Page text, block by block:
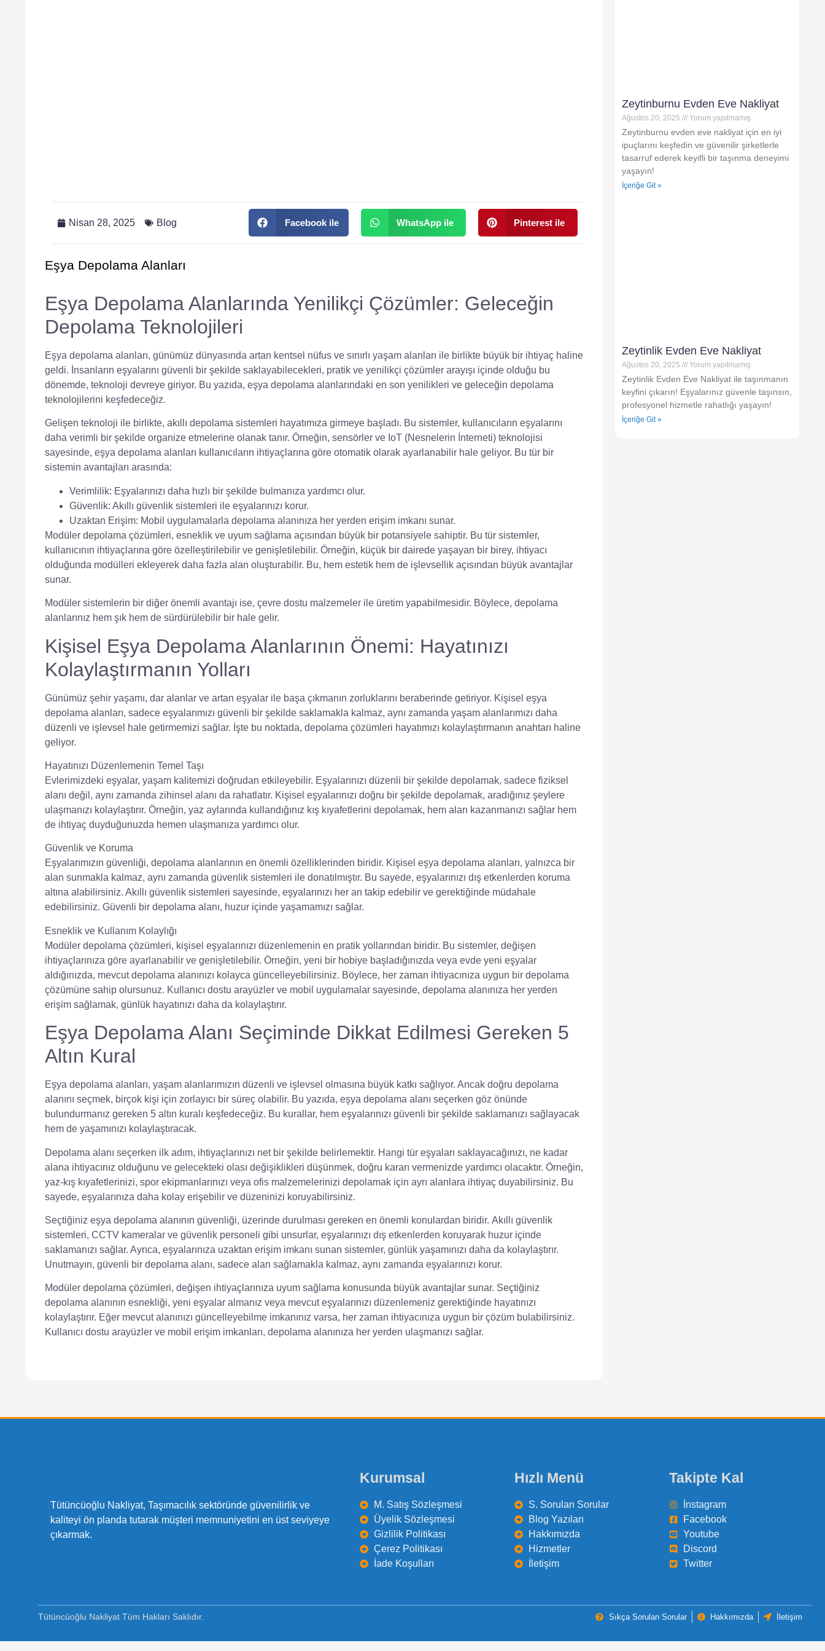
Nisan 28, 2025 Blog Facebook ile WhatsApp ile Pinterest ile
Eşya Depolama Alanları
Eşya Depolama Alanlarında Yenilikçi Çözümler: Geleceğin
Depolama Teknolojileri
Eşya depolama alanları, günümüz dünyasında artan kentsel nüfus ve sınırlı yaşam alanları ile birlikte büyük bir ihtiyaç haline
geldi. İnsanların eşyalarını güvenli bir şekilde saklayabilecekleri, pratik ve yenilikçi çözümler arayışı içinde olduğu bu
dönemde, teknoloji devreye giriyor. Bu yazıda, eşya depolama alanlarındaki en son yenilikleri ve geleceğin depolama
teknolojilerini keşfedeceğiz.
Gelişen teknoloji ile birlikte, akıllı depolama sistemleri hayatımıza girmeye başladı. Bu sistemler, kullanıcıların eşyalarını
daha verimli bir şekilde organize etmelerine olanak tanır. Örneğin, sensörler ve IoT (Nesnelerin İnterneti) teknolojisi
sayesinde, eşya depolama alanları kullanıcıların ihtiyaçlarına göre otomatik olarak ayarlanabilir hale geliyor. Bu tür bir
sistemin avantajları arasında:
Verimlilik: Eşyalarınızı daha hızlı bir şekilde bulmanıza yardımcı olur.
Güvenlik: Akıllı güvenlik sistemleri ile eşyalarınızı korur.
Uzaktan Erişim: Mobil uygulamalarla depolama alanınıza her yerden erişim imkanı sunar.
Modüler depolama çözümleri, esneklik ve uyum sağlama açısından büyük bir potansiyele sahiptir. Bu tür sistemler,
kullanıcının ihtiyaçlarına göre özelleştirilebilir ve genişletilebilir. Örneğin, küçük bir dairede yaşayan bir birey, ihtiyacı
olduğunda modülleri ekleyerek daha fazla alan oluşturabilir. Bu, hem estetik hem de işlevsellik açısından büyük avantajlar
sunar.
Modüler sistemlerin bir diğer önemli avantajı ise, çevre dostu malzemeler ile üretim yapabilmesidir. Böylece, depolama
alanlarınız hem şık hem de sürdürülebilir bir hale gelir.
Kişisel Eşya Depolama Alanlarının Önemi: Hayatınızı
Kolaylaştırmanın Yolları
Günümüz şehir yaşamı, dar alanlar ve artan eşyalar ile başa çıkmanın zorluklarını beraberinde getiriyor. Kişisel eşya
depolama alanları, sadece eşyalarımızı güvenli bir şekilde saklamakla kalmaz, aynı zamanda yaşam alanlarımızı daha
düzenli ve işlevsel hale getirmemizi sağlar. İşte bu noktada, depolama çözümleri hayatımızı kolaylaştırmanın anahtarı haline
geliyor.
Hayatınızı Düzenlemenin Temel Taşı
Evlerimizdeki eşyalar, yaşam kalitemizi doğrudan etkileyebilir. Eşyalarınızı düzenli bir şekilde depolamak, sadece fiziksel
alanı değil, aynı zamanda zihinsel alanı da rahatlatır. Kişisel eşyalarınızı doğru bir şekilde depolamak, aradığınız şeylere
ulaşmanızı kolaylaştırır. Örneğin, yaz aylarında kullandığınız kış kıyafetlerini depolamak, hem alan kazanmanızı sağlar hem
de ihtiyaç duyduğunuzda hemen ulaşmanıza yardımcı olur.
Güvenlik ve Koruma
Eşyalarımızın güvenliği, depolama alanlarının en önemli özelliklerinden biridir. Kişisel eşya depolama alanları, yalnızca bir
alan sunmakla kalmaz, aynı zamanda güvenlik sistemleri ile donatılmıştır. Bu sayede, eşyalarınızı dış etkenlerden koruma
altına alabilirsiniz. Akıllı güvenlik sistemleri sayesinde, eşyalarınızı her an takip edebilir ve gerektiğinde müdahale
edebilirsiniz. Güvenli bir depolama alanı, huzur içinde yaşamamızı sağlar.
Esneklik ve Kullanım Kolaylığı
Modüler depolama çözümleri, kişisel eşyalarınızı düzenlemenin en pratik yollarından biridir. Bu sistemler, değişen
ihtiyaçlarınıza göre ayarlanabilir ve genişletilebilir. Örneğin, yeni bir hobiye başladığınızda veya evde yeni eşyalar
aldığınızda, mevcut depolama alanınızı kolayca güncelleyebilirsiniz. Böylece, her zaman ihtiyacınıza uygun bir depolama
çözümüne sahip olursunuz. Kullanıcı dostu arayüzler ve mobil uygulamalar sayesinde, depolama alanınıza her yerden
erişim sağlamak, günlük hayatınızı daha da kolaylaştırır.
Eşya Depolama Alanı Seçiminde Dikkat Edilmesi Gereken 5
Altın Kural
Eşya depolama alanları, yaşam alanlarımızın düzenli ve işlevsel olmasına büyük katkı sağlıyor. Ancak doğru depolama
alanını seçmek, birçok kişi için zorlayıcı bir süreç olabilir. Bu yazıda, eşya depolama alanı seçerken göz önünde
bulundurmanız gereken 5 altın kuralı keşfedeceğiz. Bu kurallar, hem eşyalarınızı güvenli bir şekilde saklamanızı sağlayacak
hem de yaşamınızı kolaylaştıracak.
Depolama alanı seçerken ilk adım, ihtiyaçlarınızı net bir şekilde belirlemektir. Hangi tür eşyaları saklayacağınızı, ne kadar
alana ihtiyacınız olduğunu ve gelecekteki olası değişiklikleri düşünmek, doğru kararı vermenizde yardımcı olacaktır. Örneğin,
yaz-kış kıyafetlerinizi, spor ekipmanlarınızı veya ofis malzemelerinizi depolamak için ayrı alanlara ihtiyaç duyabilirsiniz. Bu
sayede, eşyalarınıza daha kolay erişebilir ve düzeninizi koruyabilirsiniz.
Seçtiğiniz eşya depolama alanının güvenliği, üzerinde durulması gereken en önemli konulardan biridir. Akıllı güvenlik
sistemleri, CCTV kameralar ve güvenlik personeli gibi unsurlar, eşyalarınızı dış etkenlerden koruyarak huzur içinde
saklamanızı sağlar. Ayrıca, eşyalarınıza uzaktan erişim imkanı sunan sistemler, günlük yaşamınızı daha da kolaylaştırır.
Unutmayın, güvenli bir depolama alanı, sadece alan sağlamakla kalmaz, aynı zamanda eşyalarınızı korur.
Modüler depolama çözümleri, değişen ihtiyaçlarınıza uyum sağlama konusunda büyük avantajlar sunar. Seçtiğiniz
depolama alanının esnekliği, yeni eşyalar almanız veya mevcut eşyalarınızı düzenlemeniz gerektiğinde hayatınızı
kolaylaştırır. Eğer mevcut alanınızı güncelleyebilme imkanınız varsa, her zaman ihtiyacınıza uygun bir çözüm bulabilirsiniz.
Kullanıcı dostu arayüzler ve mobil erişim imkanları, depolama alanınıza her yerden ulaşmanızı sağlar.
Zeytinburnu Evden Eve Nakliyat
Ağustos 20, 2025 Yorum yapılmamış
Zeytinburnu evden eve nakliyat için en iyi
ipuçlarını keşfedin ve güvenilir şirketlerle
tasarruf ederek keyifli bir taşınma deneyimi
yaşayın!
İçeriğe Git »
Zeytinlik Evden Eve Nakliyat
Ağustos 20, 2025 Yorum yapılmamış
Zeytinlik Evden Eve Nakliyat ile taşınmanın
keyfini çıkarın! Eşyalarınız güvenle taşınsın,
profesyonel hizmetle rahatlığı yaşayın!
İçeriğe Git »
Tütüncüoğlu Nakliyat, Taşımacılık sektöründe güvenilirlik ve
kaliteyi ön planda tutarak müşteri memnuniyetini en üst seviyeye
çıkarmak.
Kurumsal
M. Satış Sözleşmesi
Üyelik Sözleşmesi
Gizlilik Politikası
Çerez Politikası
İade Koşulları
Hızlı Menü
S. Sorulan Sorular
Blog Yazıları
Hakkımızda
Hizmetler
İletişim
Takipte Kal
İnstagram
Facebook
Youtube
Discord
Twitter
Tütüncüoğlu Nakliyat Tüm Hakları Saklıdır. Sıkça Sorulan Sorular Hakkımızda İletişim